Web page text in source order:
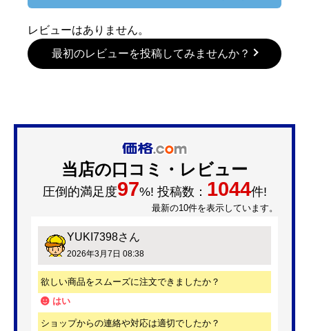
レビューはありません。
最初のレビューを投稿してみませんか？
当店の口コミ・レビュー
圧倒的満足度97%! 投稿数： 1044件!
最新の10件を表示しています。
YUKI7398さん
2026年3月7日 08:38
欲しい商品をスムーズに注文できましたか？
はい
ショップからの連絡や対応は適切でしたか？